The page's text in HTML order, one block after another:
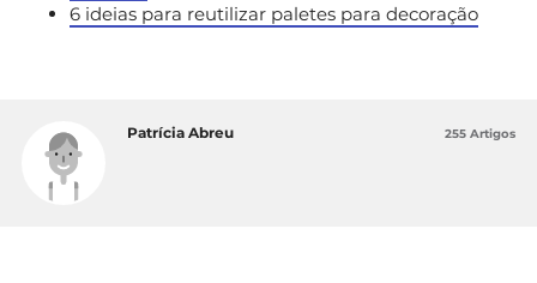
6 ideias para reutilizar paletes para decoração
Patrícia Abreu 255 Artigos